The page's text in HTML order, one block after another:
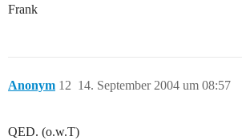
Frank
Anonym 14. September 2004 um 08:57
12
QED. (o.w.T)